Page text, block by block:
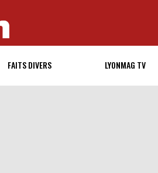
FAITS DIVERS LYONMAG TV